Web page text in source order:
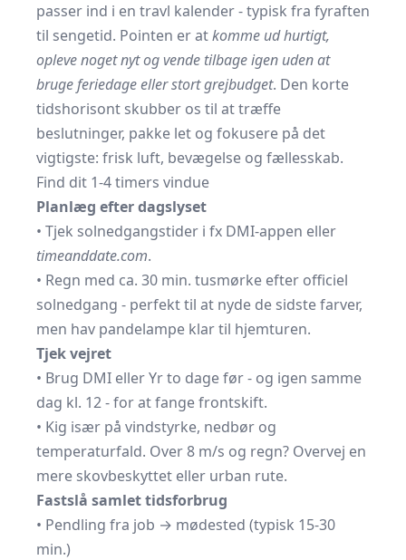
passer ind i en travl kalender - typisk fra fyraften
til sengetid. Pointen er atkomme ud hurtigt,
opleve noget nyt og vende tilbage igen uden at
bruge feriedage eller stort grejbudget. Den korte
tidshorisont skubber os til at træffe
beslutninger, pakke let og fokusere på det
vigtigste: frisk luft, bevægelse og fællesskab.
Find dit 1-4 timers vindue
Planlæg efter dagslyset
• Tjek solnedgangstider i fx DMI-appen eller
timeanddate.com.
• Regn med ca. 30 min. tusmørke efter officiel
solnedgang - perfekt til at nyde de sidste farver,
men hav pandelampe klar til hjemturen.
Tjek vejret
• Brug DMI eller Yr to dage før - og igen samme
dag kl. 12 - for at fange frontskift.
• Kig især på vindstyrke, nedbør og
temperaturfald. Over 8 m/s og regn? Overvej en
mere skovbeskyttet eller urban rute.
Fastslå samlet tidsforbrug
• Pendling fra job → mødested (typisk 15-30
min.)